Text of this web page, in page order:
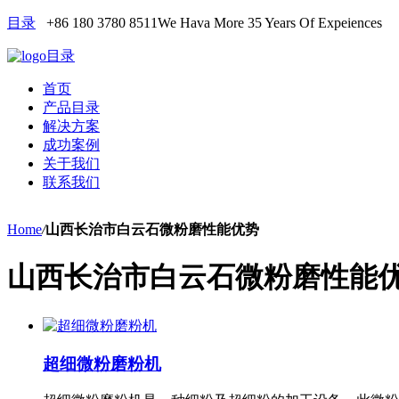
目录 +86 180 3780 8511We Hava More 35 Years Of Expeiences
目录
首页
产品目录
解决方案
成功案例
关于我们
联系我们
Home/山西长治市白云石微粉磨性能优势
山西长治市白云石微粉磨性能
超细微粉磨粉机